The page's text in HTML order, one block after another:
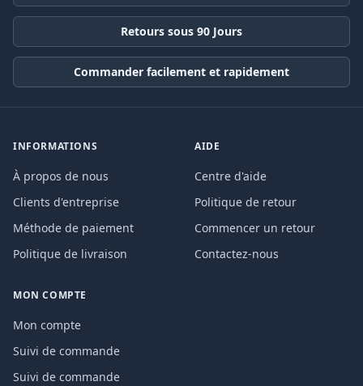
Retours sous 90 Jours
Commander facilement et rapidement
INFORMATIONS
À propos de nous
Clients d'entreprise
Méthode de paiement
Politique de livraison
AIDE
Centre d'aide
Politique de retour
Commencer un retour
Contactez-nous
MON COMPTE
Mon compte
Suivi de commande
Suivi de commande